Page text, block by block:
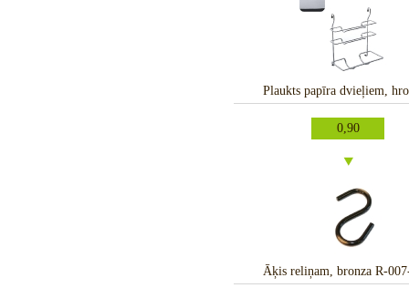
Plaukts papīra dvieļiem,
0,90
Āķis reliņam, bronza R-